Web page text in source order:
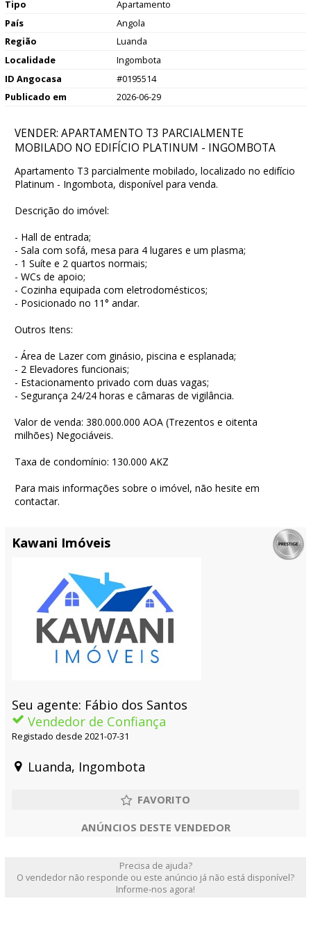
Tipo
Apartamento
País
Angola
Região
Luanda
Localidade
Ingombota
ID Angocasa
#0195514
Publicado em
2026-06-29
VENDER: APARTAMENTO T3 PARCIALMENTE
MOBILADO NO EDIFÍCIO PLATINUM - INGOMBOTA
Apartamento T3 parcialmente mobilado, localizado no edifício
Platinum - Ingombota, disponível para venda.
Descrição do imóvel:
- Hall de entrada;
- Sala com sofá, mesa para 4 lugares e um plasma;
- 1 Suíte e 2 quartos normais;
- WCs de apoio;
- Cozinha equipada com eletrodomésticos;
- Posicionado no 11° andar.
Outros Itens:
- Área de Lazer com ginásio, piscina e esplanada;
- 2 Elevadores funcionais;
- Estacionamento privado com duas vagas;
- Segurança 24/24 horas e câmaras de vigilância.
Valor de venda: 380.000.000 AOA (Trezentos e oitenta
milhões) Negociáveis.
Taxa de condomínio: 130.000 AKZ
Para mais informações sobre o imóvel, não hesite em
contactar.
Kawani Imóveis
Seu agente: Fábio dos Santos
Vendedor de Confiança
Registado desde 2021-07-31
Luanda, Ingombota
ANÚNCIOS DESTE VENDEDOR
Precisa de ajuda?
O vendedor não responde ou este anúncio já não está disponível?
Informe-nos agora!